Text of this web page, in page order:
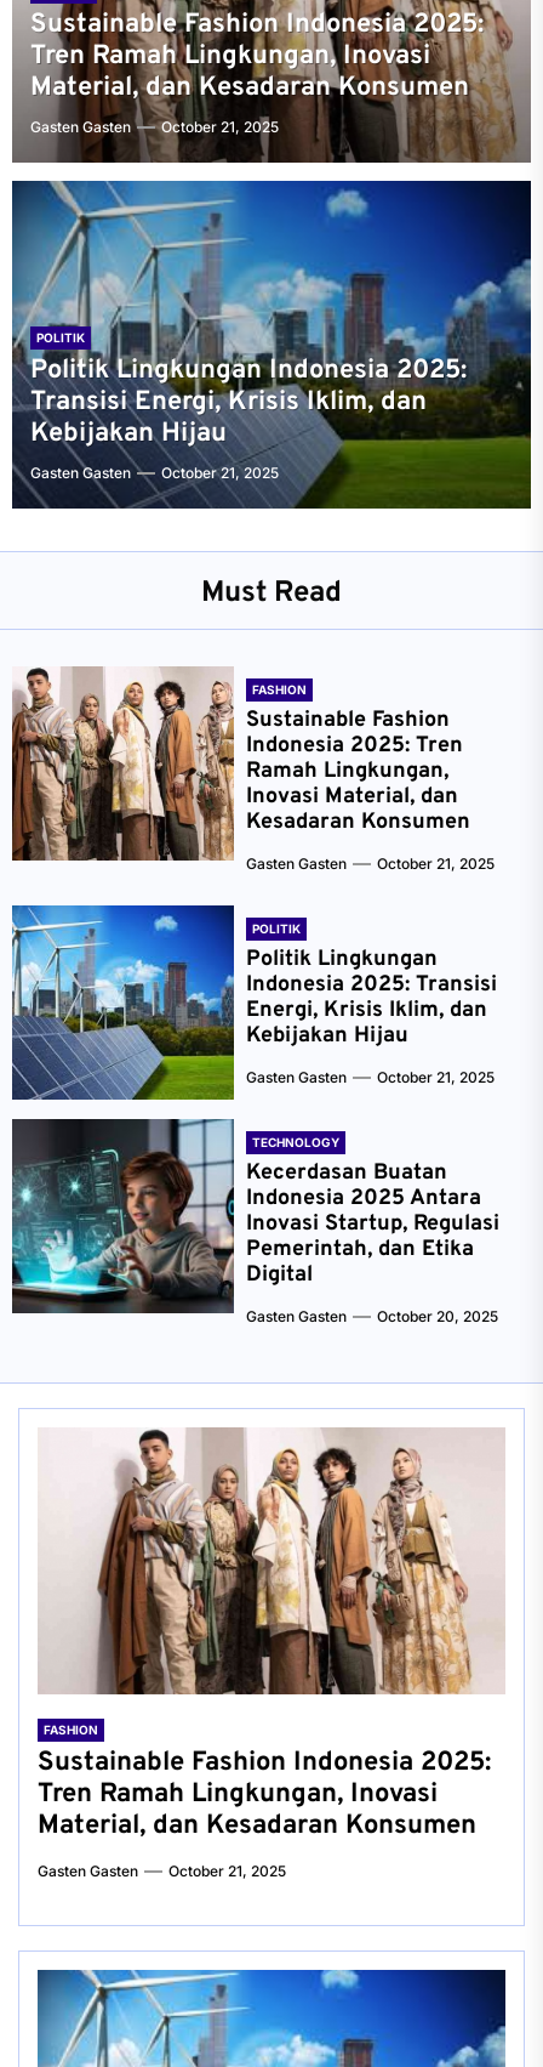
Sustainable Fashion Indonesia 2025:
Tren Ramah Lingkungan, Inovasi
Material, dan Kesadaran Konsumen
Gasten Gasten October 21, 2025
POLITIK
Politik Lingkungan Indonesia 2025:
Transisi Energi, Krisis Iklim, dan
Kebijakan Hijau
Gasten Gasten October 21, 2025
Must Read
FASHION
Sustainable Fashion
Indonesia 2025: Tren
Ramah Lingkungan,
Inovasi Material, dan
Kesadaran Konsumen
Gasten Gasten October 21, 2025
POLITIK
Politik Lingkungan
Indonesia 2025: Transisi
Energi, Krisis Iklim, dan
Kebijakan Hijau
Gasten Gasten October 21, 2025
TECHNOLOGY
Kecerdasan Buatan
Indonesia 2025 Antara
Inovasi Startup, Regulasi
Pemerintah, dan Etika
Digital
Gasten Gasten October 20, 2025
FASHION
Sustainable Fashion Indonesia 2025:
Tren Ramah Lingkungan, Inovasi
Material, dan Kesadaran Konsumen
Gasten Gasten October 21, 2025